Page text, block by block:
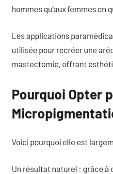
hommes qu’aux femmes en
Les applications
utilisée pour recréer une
mastectomie, offrant
Pourquoi Opter
Voici pourquoi elle est
Un résultat naturel : grâce à